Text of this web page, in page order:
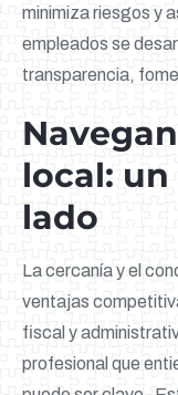
minimiza riesgos y
empleados se
transparencia,
local:
lado
La cercanía y el
ventajas
fiscal y
profesional que